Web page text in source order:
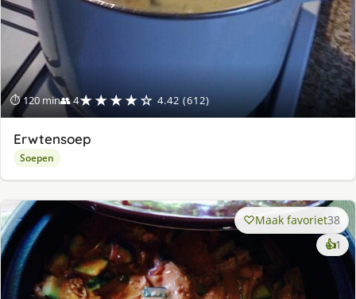
⏱ 120 min👥 4★★★★☆ 4.42 (612)
Erwtensoep
Soepen
Maak favoriet38
👍1